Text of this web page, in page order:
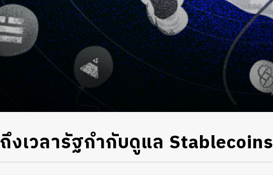
ถึงเวลารัฐกำกับดูแล Stablecoins